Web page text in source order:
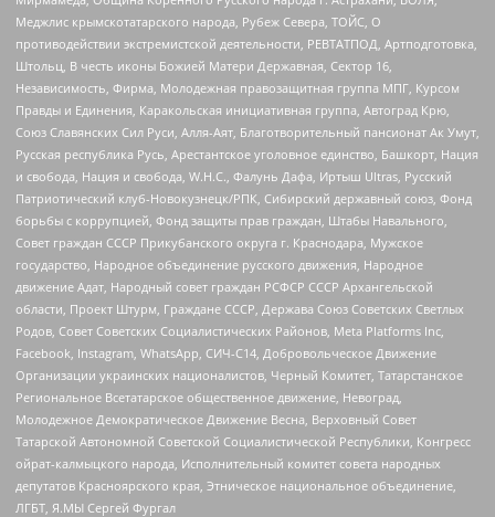
Меджлис крымскотатарского народа, Рубеж Севера, ТОЙС, О
противодействии экстремистской деятельности, РЕВТАТПОД, Артподготовка,
Штольц, В честь иконы Божией Матери Державная, Сектор 16,
Независимость, Фирма, Молодежная правозащитная группа МПГ, Курсом
Правды и Единения, Каракольская инициативная группа, Автоград Крю,
Союз Славянских Сил Руси, Алля-Аят, Благотворительный пансионат Ак Умут,
Русская республика Русь, Арестантское уголовное единство, Башкорт, Нация
и свобода, Нация и свобода, W.H.С., Фалунь Дафа, Иртыш Ultras, Русский
Патриотический клуб-Новокузнецк/РПК, Сибирский державный союз, Фонд
борьбы с коррупцией, Фонд защиты прав граждан, Штабы Навального,
Совет граждан СССР Прикубанского округа г. Краснодара, Мужское
государство, Народное объединение русского движения, Народное
движение Адат, Народный совет граждан РСФСР СССР Архангельской
области, Проект Штурм, Граждане СССР, Держава Союз Советских Светлых
Родов, Совет Советских Социалистических Районов, Meta Platforms Inc,
Facebook, Instagram, WhatsApp, СИЧ-С14, Добровольческое Движение
Организации украинских националистов, Черный Комитет, Татарстанское
Региональное Всетатарское общественное движение, Невоград,
Молодежное Демократическое Движение Весна, Верховный Совет
Татарской Автономной Советской Социалистической Республики, Конгресс
ойрат-калмыцкого народа, Исполнительный комитет совета народных
депутатов Красноярского края, Этническое национальное объединение,
ЛГБТ, Я.МЫ Сергей Фургал